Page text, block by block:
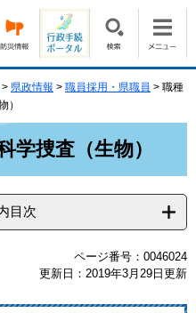
> 県政情報 > 職員採用・県職員 > 職種
）
学捜査（生物）
目次
ページ番号：0046024
更新日：2019年3月29日更新